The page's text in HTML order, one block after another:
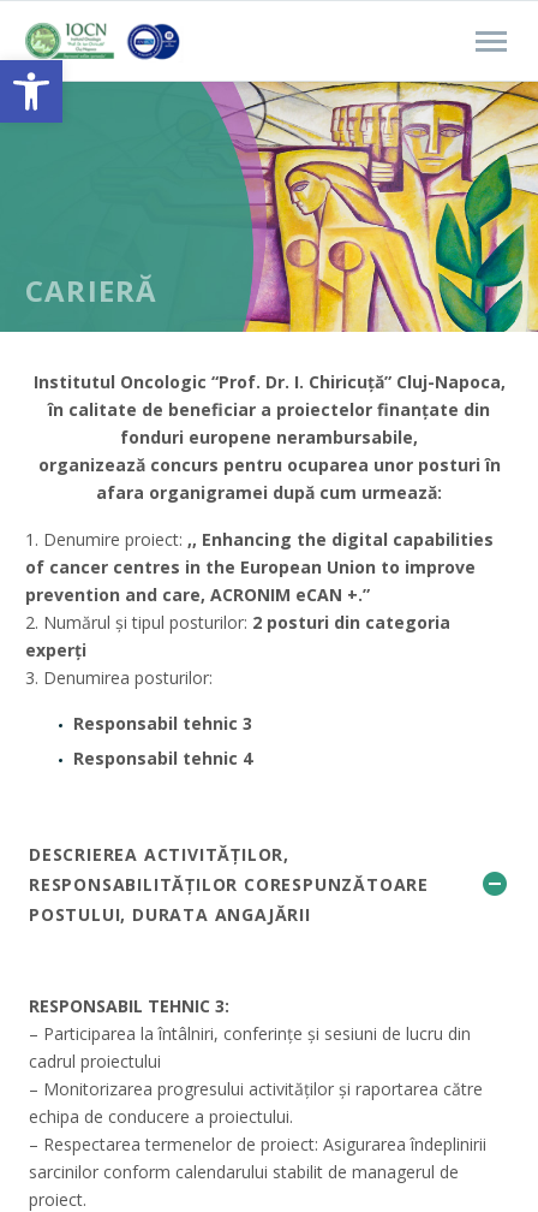
Open toolbar
CARIERĂ
Institutul Oncologic “Prof. Dr. I. Chiricuță” Cluj-Napoca,
în calitate de beneficiar a proiectelor finanțate din
fonduri europene nerambursabile,
organizează concurs pentru ocuparea unor posturi în
afara organigramei după cum urmează:
1. Denumire proiect: ,, Enhancing the digital capabilities
of cancer centres in the European Union to improve
prevention and care, ACRONIM eCAN +.”
2. Numărul și tipul posturilor: 2 posturi din categoria
experți
3. Denumirea posturilor:
Responsabil tehnic 3
Responsabil tehnic 4
DESCRIEREA ACTIVITĂȚILOR,
RESPONSABILITĂȚILOR CORESPUNZĂTOARE
POSTULUI, DURATA ANGAJĂRII
RESPONSABIL TEHNIC 3:
– Participarea la întâlniri, conferințe și sesiuni de lucru din
cadrul proiectului
– Monitorizarea progresului activităților și raportarea către
echipa de conducere a proiectului.
– Respectarea termenelor de proiect: Asigurarea îndeplinirii
sarcinilor conform calendarului stabilit de managerul de
proiect.